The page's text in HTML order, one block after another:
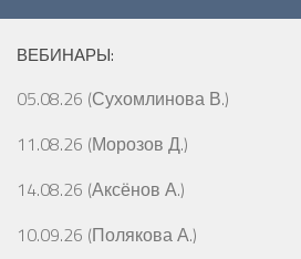
ВЕБИНАРЫ:
05.08.26 (Сухомлинова В.)
11.08.26 (Морозов Д.)
14.08.26 (Аксёнов А.)
10.09.26 (Полякова А.)